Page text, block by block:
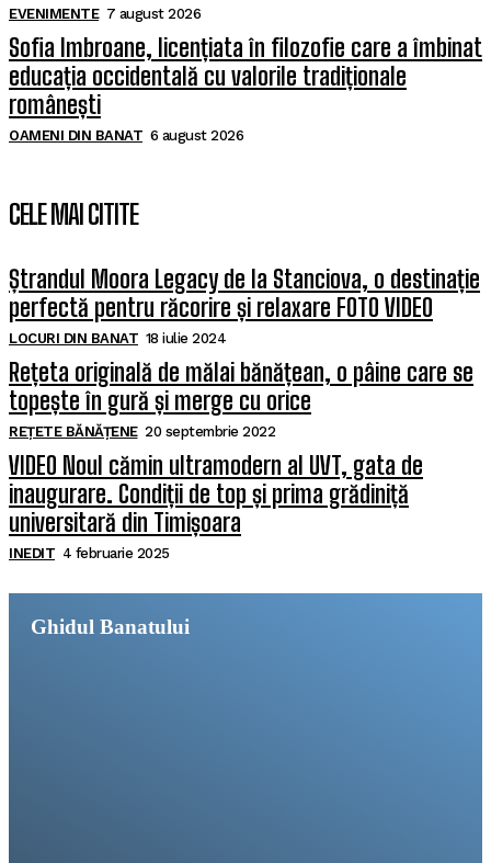
EVENIMENTE 7 august 2026
Sofia Imbroane, licențiata în filozofie care a îmbinat
educația occidentală cu valorile tradiționale
românești
OAMENI DIN BANAT 6 august 2026
CELE MAI CITITE
Ștrandul Moora Legacy de la Stanciova, o destinație
perfectă pentru răcorire și relaxare FOTO VIDEO
LOCURI DIN BANAT 18 iulie 2024
Rețeta originală de mălai bănățean, o pâine care se
topește în gură și merge cu orice
REȚETE BĂNĂȚENE 20 septembrie 2022
VIDEO Noul cămin ultramodern al UVT, gata de
inaugurare. Condiții de top și prima grădiniță
universitară din Timișoara
INEDIT 4 februarie 2025
Ghidul Banatului